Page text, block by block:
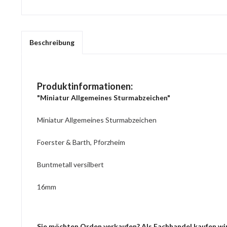
Beschreibung
Produktinformationen:
"Miniatur Allgemeines Sturmabzeichen"
Miniatur Allgemeines Sturmabzeichen
Foerster & Barth, Pforzheim
Buntmetall versilbert
16mm